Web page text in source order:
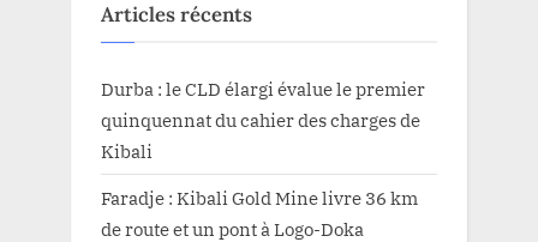
Articles récents
Durba : le CLD élargi évalue le premier
quinquennat du cahier des charges de
Kibali
Faradje : Kibali Gold Mine livre 36 km
de route et un pont à Logo-Doka